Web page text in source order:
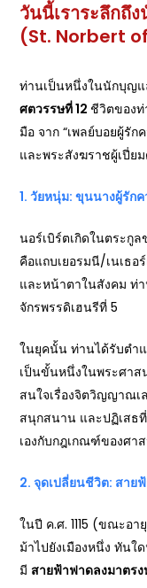
วันนี้เราระลึกถึ
(St. Norbert
ท่านเป็นหนึ่งในนักบุญแ
ศตวรรษที่12 ชีวิตของท่
มือ จาก “เพลย์บอยผู้รั
และพระสังฆราชผู้เปี่ย
1.วัยหนุ่ม: ขุนนางผู้รัก
นอร์เบิร์ตเกิดในตระกู
คือแถบเยอรมนี/เนเธ
และหน้าตาในสังคม ท่
จักรพรรดิเฮนรีที่ 5
ในยุคนั้น ท่านได้รับตำ
เป็นขั้นหนึ่งในพระศาส
สนใจเรื่องจิตวิญญาณเ
สนุกสนาน และปฏิเสธ
เองกับกฎเกณฑ์ของศา
2.จุดเปลี่ยนชีวิต: สาย
ในปี ค.ศ. 1115 (ขณะอ
ม้าไปยังเมืองหนึ่ง ทันใ
มี สายฟ้าฟาดลงมาตร